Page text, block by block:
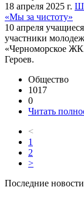
18 апреля 2025 г.
«Мы за чистоту»
10 апреля
участники
«Черноморское
Героев.
Общество
1017
0
Читать
<
1
2
>
Последние новости